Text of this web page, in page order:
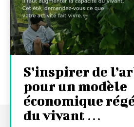
S’inspirer de
pour un modèle
économique
du vivant …